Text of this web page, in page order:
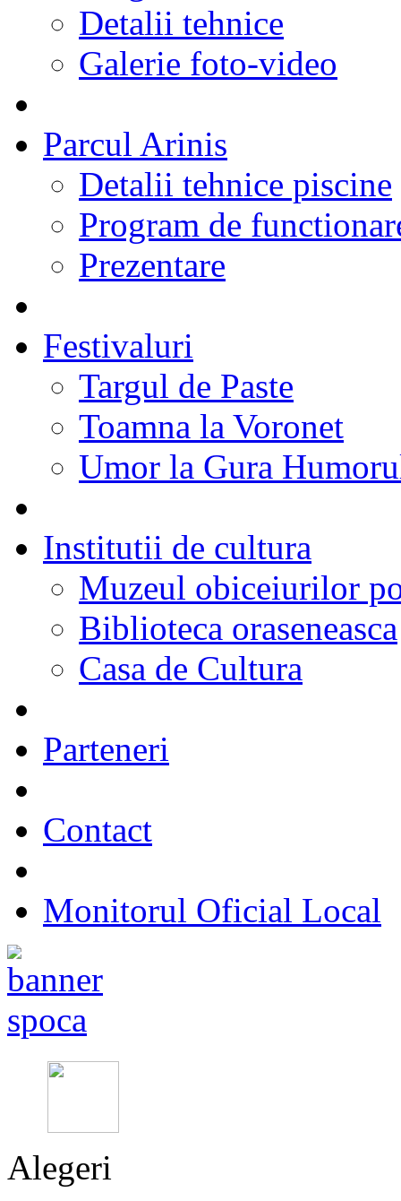
Detalii tehnice
Galerie foto-video
Parcul Arinis
Detalii tehnice piscine
Program de
Prezentare
Festivaluri
Targul de Paste
Toamna la Voronet
Umor la Gura
Institutii de cultura
Muzeul obiceiurilor
Biblioteca oraseneasca
Casa de Cultura
Parteneri
Contact
Monitorul Oficial Local
Alegeri